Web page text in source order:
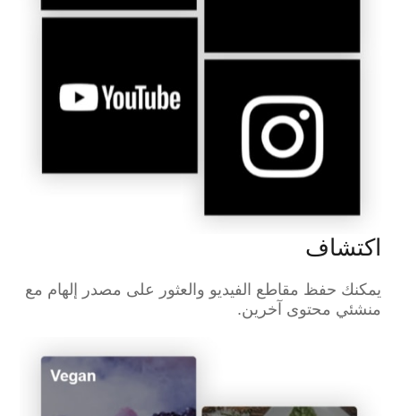
اكتشاف
يمكنك حفظ مقاطع الفيديو والعثور على مصدر إلهام مع
منشئي محتوى آخرين.